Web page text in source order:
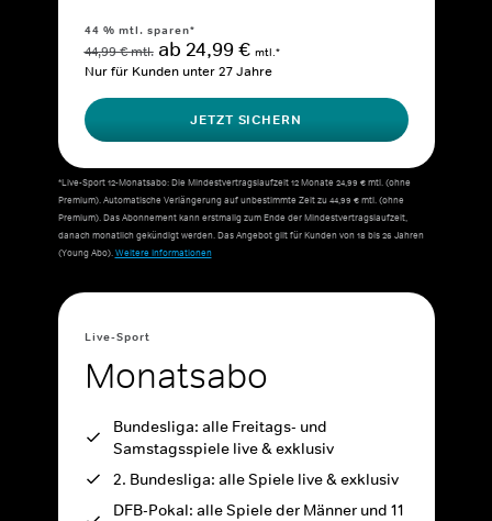
44 % mtl. sparen*
44,99 € mtl. ab 24,99 € mtl.*
Nur für Kunden unter 27 Jahre
JETZT SICHERN
*Live-Sport 12-Monatsabo: Die Mindestvertragslaufzeit 12 Monate 24,99 € mtl. (ohne
Premium). Automatische Verlängerung auf unbestimmte Zeit zu 44,99 € mtl. (ohne
Premium). Das Abonnement kann erstmalig zum Ende der Mindestvertragslaufzeit,
danach monatlich gekündigt werden. Das Angebot gilt für Kunden von 18 bis 26 Jahren
(Young Abo).Weitere Informationen
Live-Sport
Monatsabo
Bundesliga: alle Freitags- und
Samstagsspiele live & exklusiv
2. Bundesliga: alle Spiele live & exklusiv
DFB-Pokal: alle Spiele der Männer und 11